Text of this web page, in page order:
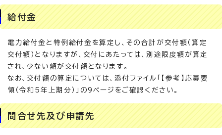
給付金
電力給付金と特例給付金を算定し、その合計が交付額（算定
交付額）となりますが、交付にあたっては、別途限度額が算定
され、少ない額が交付額となります。
なお、交付額の算定については、添付ファイル「【参考】応募要
領（令和5年上期分）」の9ページをご確認ください。
問合せ先及び申請先